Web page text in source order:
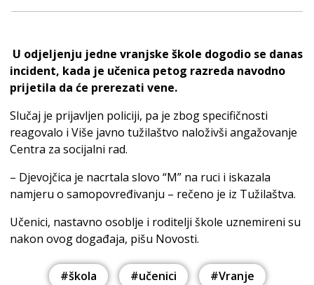
U odjeljenju jedne vranjske škole dogodio se danas
incident, kada je učenica petog razreda navodno
prijetila da će prerezati vene.
Slučaj je prijavljen policiji, pa je zbog specifičnosti
reagovalo i Više javno tužilaštvo naloživši angažovanje
Centra za socijalni rad.
– Djevojčica je nacrtala slovo “M” na ruci i iskazala
namjeru o samopovređivanju – rečeno je iz Tužilaštva.
Učenici, nastavno osoblje i roditelji škole uznemireni su
nakon ovog događaja, pišu Novosti.
#škola #učenici #Vranje